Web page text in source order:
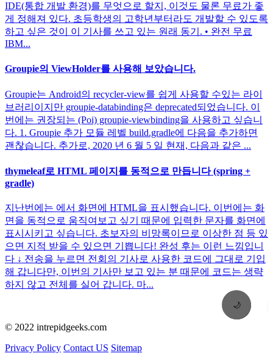
🌙
IDE(통합 개발 환경)를 무엇으로 할지, 이것도 물론 무료가 좋
게 정해져 있다. 초등학생의 고학년부터라도 개발할 수 있도록
하고 싶은 것이 이 기사를 쓰고 있는 원래 동기. • 완전 무료
IBM...
Groupie의 ViewHolder를 사용해 보았습니다.
Groupie는 Android의 recycler-view를 쉽게 사용할 수있는 라이
브러리이지만 groupie-databinding은 deprecated되었습니다. 이
번에는 권장되는 (Poi) groupie-viewbinding을 사용하고 싶습니
다. 1. Groupie 추가 모듈 레벨 build.gradle에 다음을 추가하면
괜찮습니다. 추가로, 2020 년 6 월 5 일 현재, 다음과 같은 ...
thymeleaf로 HTML 페이지를 동적으로 만듭니다 (spring +
gradle)
지난번에는 에서 화면에 HTML을 표시했습니다. 이번에는 화
면을 동적으로 움직여보고 싶기 때문에 입력한 문자를 화면에
표시시키고 싶습니다. 초보자의 비망록이므로 이상한 점 등 있
으면 지적 받을 수 있으면 기쁩니다! 완성 후는 이런 느낌입니
다 ↓ 전송을 누르면 전회의 기사로 사용한 코드에 그대로 기입
해 갑니다만, 이번의 기사만 보고 있는 분 때문에 코드는 생략
하지 않고 전체를 실어 갑니다. 마...
© 2022 intrepidgeeks.com
Privacy Policy Contact US Sitemap